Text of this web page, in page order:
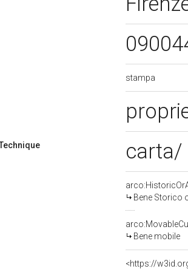
stampa
Bene Storico
Bene mobile
<https://